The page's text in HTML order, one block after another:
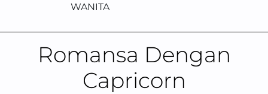
WANITA
Romansa Dengan
Capricorn